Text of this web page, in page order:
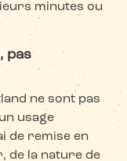
minutes ou
pas
ne sont pas
usage
de remise en
de la nature de